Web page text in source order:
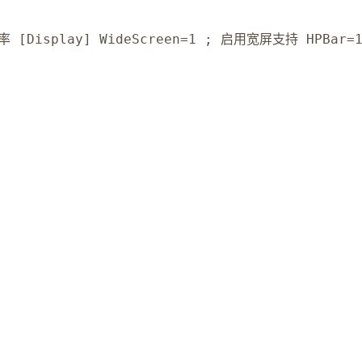
[Display] WideScreen=1 ; 启用宽屏支持